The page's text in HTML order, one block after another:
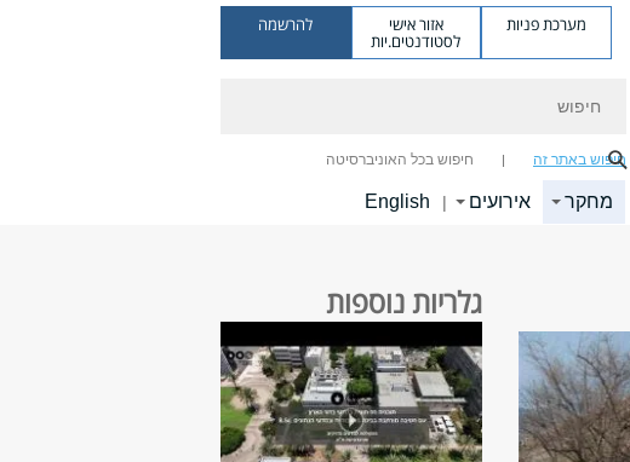
מערכת פניות אזור אישי
לסטודנטים.יות
להרשמה
חיפוש באתר זה חיפוש בכל האוניברסיטה
מחקר אירועים |
English
גלריות נוספות